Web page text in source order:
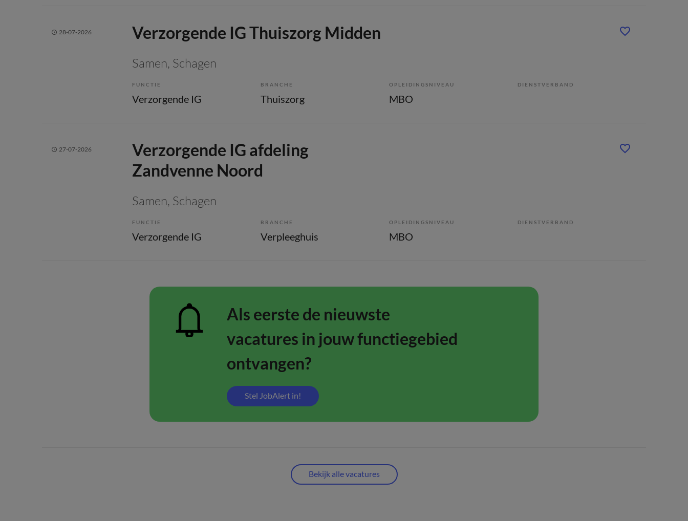
28-07-2026 Verzorgende IG Thuiszorg Midden
Samen, Schagen
FUNCTIE
Verzorgende IG
BRANCHE
Thuiszorg
OPLEIDINGSNIVEAU
MBO
DIENSTVERBAND
27-07-2026
Verzorgende IG afdeling
Zandvenne Noord
Samen, Schagen
FUNCTIE
Verzorgende IG
BRANCHE
Verpleeghuis
OPLEIDINGSNIVEAU
MBO
DIENSTVERBAND
Als eerste de nieuwste
vacatures in jouw functiegebied
ontvangen?
Stel JobAlert in!
Bekijk alle vacatures